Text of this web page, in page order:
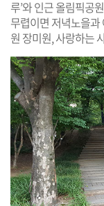
루’와 인근 올림픽공
무렵이면 저녁노을
원 장미원, 사랑하는